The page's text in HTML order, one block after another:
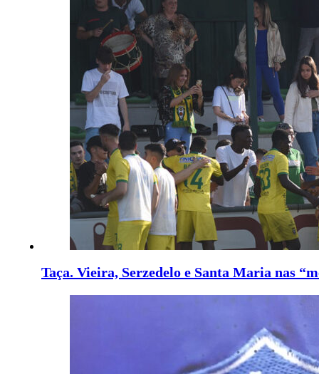
Taça. Vieira, Serzedelo e Santa Maria nas